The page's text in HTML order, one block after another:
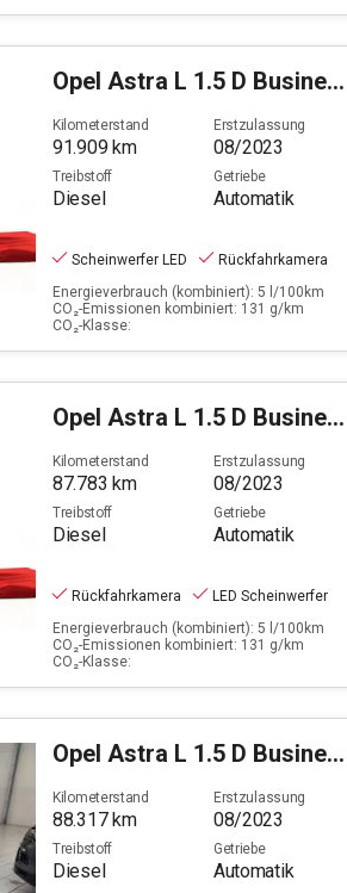
Opel Astra L 1.5 D Business Elegance (EURO 6e)
Kilometerstand
91.909km
Erstzulassung
08/2023
Treibstoff
Diesel
Getriebe
Automatik
Scheinwerfer LED
Rückfahrkamera
Energieverbrauch (kombiniert): 5 l/100km
CO₂-Emissionen kombiniert: 131 g/km
CO₂-Klasse:
Opel Astra L 1.5 D Business Elegance (EURO 6e)
Kilometerstand
87.783 km
Erstzulassung
08/2023
Treibstoff
Diesel
Getriebe
Automatik
Rückfahrkamera
LED Scheinwerfer
Energieverbrauch (kombiniert): 5 l/100km
CO₂-Emissionen kombiniert: 131 g/km
CO₂-Klasse:
Opel Astra L 1.5 D Business Elegance (EURO 6e)
Kilometerstand
88.317km
Erstzulassung
08/2023
Treibstoff
Diesel
Getriebe
Automatik